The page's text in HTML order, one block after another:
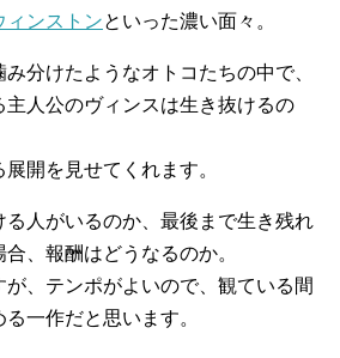
ィンストンといった濃い面々。
分けたようなオトコたちの中で、
人公のヴィンスは生き抜けるの
開を見せてくれます。
人がいるのか、最後まで生き残れ
、報酬はどうなるのか。
、テンポがよいので、観ている間
一作だと思います。